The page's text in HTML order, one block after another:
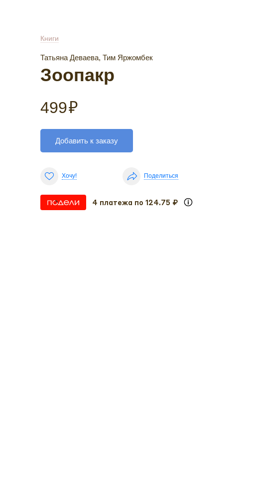
Книги
Татьяна Деваева, Тим Яржомбек
Зоопакр
499₽
Добавить к заказу
Хочу! Поделиться
4 платежа по 124.75 ₽